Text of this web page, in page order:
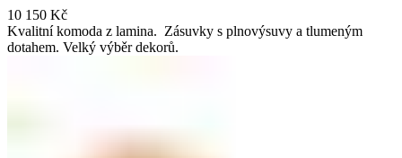
10 150 Kč
Kvalitní komoda z lamina. Zásuvky s plnovýsuvy a tlumeným
dotahem. Velký výběr dekorů.